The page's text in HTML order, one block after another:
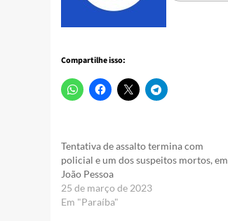
Compartilhe isso:
Tentativa de assalto termina com
policial e um dos suspeitos mortos, em
João Pessoa
25 de março de 2023
Em "Paraíba"